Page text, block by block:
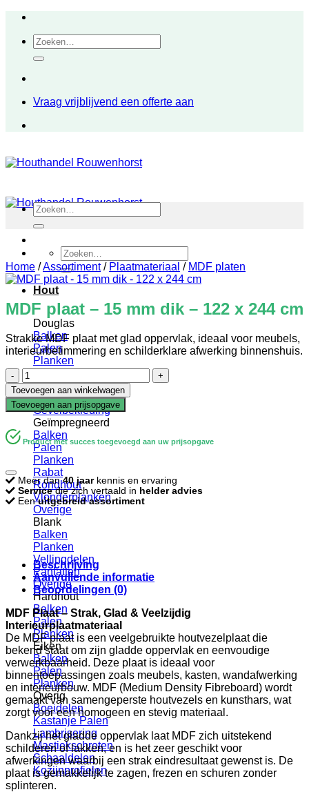
inhoudZoeken
naar:
Vraag vrijblijvend een offerte aan
Zoeken
naar:
Hout
Douglas
Balken
Palen
Planken
Rabat
Verbindingen
Vlonderplanken
Gevelbekleding
Geïmpregneerd
Balken
Palen
Planken
Rabat
Rondhout
Vlonderplanken
Overige
Blank
Balken
Planken
Vellingdelen
Panlatten
Overige
Hardhout
Balken
Palen
Planken
Eiken
Balken
Palen
Planken
Overig
Boeidelen
Kastanje Palen
Lambrisering
Mastiekschroten
Schaaldelen
Kozijnprofielen
Zoeken
naar:
Home /Assortiment / Plaatmateriaal / MDF platen
MDF plaat – 15 mm dik – 122 x 244 cm
Strakke MDF plaat met glad oppervlak, ideaal voor meubels,
interieurbetimmering en schilderklare afwerking binnenshuis.
MDF
plaat
-
15
mm
dik
-
122
244
cm
aantal
Toevoegen aan winkelwagen
Toevoegen aan prijsopgave
Product met succes toegevoegd aan uw prijsopgave
Meer dan40 jaarkennis en ervaring
Servicedie zich vertaald in helder advies
Eenuitgebreid assortiment
Beschrijving
Aanvullende informatie
Beoordelingen (0)
MDF Plaat – Strak, Glad & Veelzijdig
Interieurplaatmateriaal
De MDF plaat is een veelgebruikte houtvezelplaat die
bekend staat om zijn gladde oppervlak en eenvoudige
verwerkbaarheid. Deze plaat is ideaal voor
binnentoepassingen zoals meubels, kasten, wandafwerking
en interieurbouw. MDF (Medium Density Fibreboard) wordt
gemaakt van samengeperste houtvezels en kunsthars, wat
zorgt voor een homogeen en stevig materiaal.
Dankzij het gladde oppervlak laat MDF zich uitstekend
schilderen of lakken, en is het zeer geschikt voor
afwerkingen waarbij een strak eindresultaat gewenst is. De
plaat is gemakkelijk te zagen, frezen en schuren zonder
splinteren.